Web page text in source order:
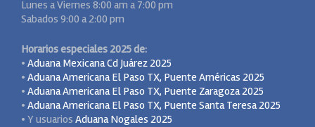
Lunes a Viernes 8:00 am a 7:00 pm
Sabados 9:00 a 2:00 pm
Horarios especiales 2025 de:
• Aduana Mexicana Cd Juárez 2025
• Aduana Americana El Paso TX, Puente Américas 2025
• Aduana Americana El Paso TX, Puente Zaragoza 2025
• Aduana Americana El Paso TX, Puente Santa Teresa 2025
• Y usuarios Aduana Nogales 2025